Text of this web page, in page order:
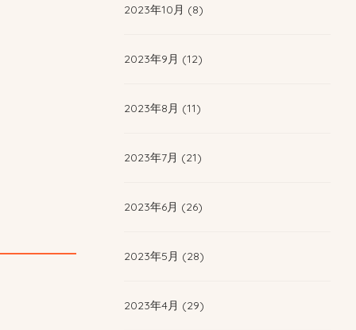
2023年10月 (8)
2023年9月 (12)
2023年8月 (11)
2023年7月 (21)
2023年6月 (26)
2023年5月 (28)
2023年4月 (29)